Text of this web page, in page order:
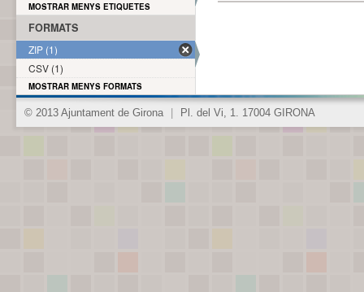
MOSTRAR MENYS ETIQUETES
FORMATS
ZIP (1)
CSV (1)
MOSTRAR MENYS FORMATS
© 2013 Ajuntament de Girona Pl. del Vi, 1. 17004 GIRONA